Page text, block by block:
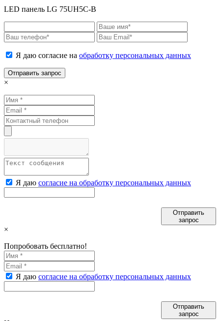
LED панель LG 75UH5C-B
Я даю согласие на обработку персональных данных
Отправить запрос
×
Я даю согласие на обработку персональных данных
Отправить
запрос
×
Попробовать бесплатно!
Я даю согласие на обработку персональных данных
Отправить
запрос